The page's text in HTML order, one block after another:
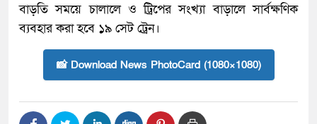
বাড়তি সময়ে চালালে ও ট্রিপের সংখ্যা বাড়ালে সার্বক্ষণিক
ব্যবহার করা হবে ১৯ সেট ট্রেন।
📸 Download News PhotoCard (1080×1080)